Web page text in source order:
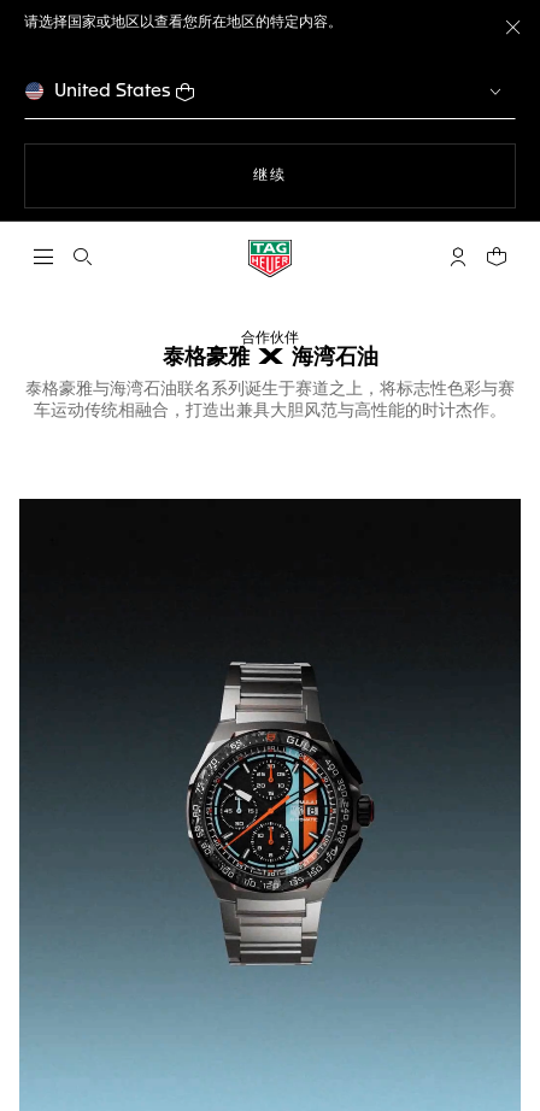
请选择国家或地区以查看您所在地区的特定内容。
United States
继续
打开搜索 My TAG您的